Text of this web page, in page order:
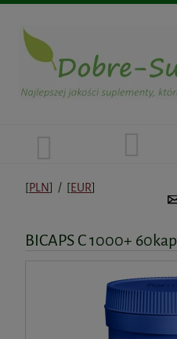
[PLN] / [EUR]
BICAPS C 1000+